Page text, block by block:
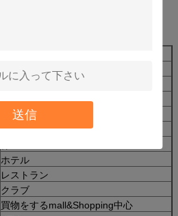
送信
背景の壁ガラス
ワードローブの引き戸
家具
食器棚
二重代理のドア
ホテル
レストラン
クラブ
買物をするmall&Shopping中心